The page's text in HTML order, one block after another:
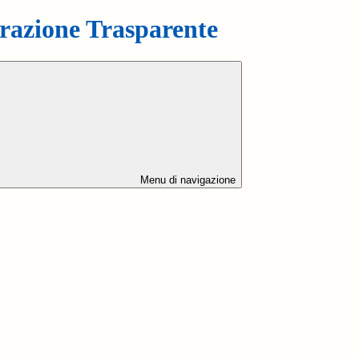
Trasparente
Menu di navigazione